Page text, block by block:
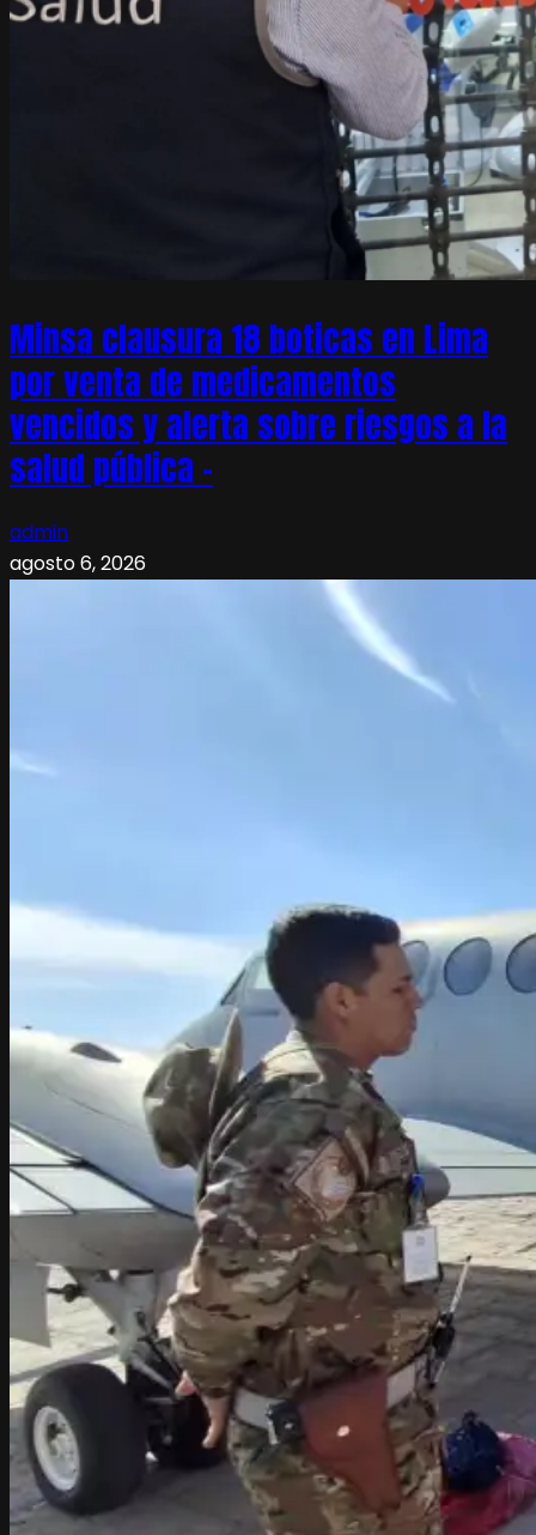
Minsa clausura 18 boticas en Lima
por venta de medicamentos
vencidos y alerta sobre riesgos a la
salud pública –
admin
agosto 6, 2026